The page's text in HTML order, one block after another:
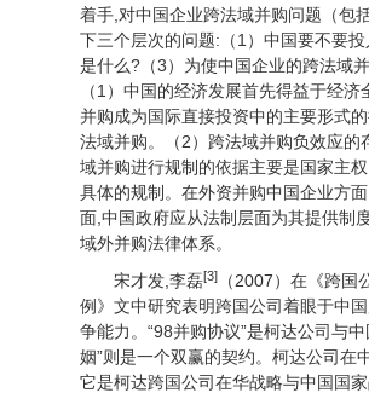
着手,对中国企业跨法域并购问题（包
下三个层次的问题:（1）中国要不要
是什么?（3）为使中国企业的跨法域
（1）中国的经济发展首先得益于经
并购成为国际直接投资中的主要形式
法域并购。（2）跨法域并购负效应
域并购进行规制的依据主要是国家主
具体的规制。在外资并购中国企业方
面,中国政府应从法制层面为其提供制
域外并购法律体系。
宋才发,李磊[3]
（2007）在《跨
例》文中研究表明跨国公司着眼于中
争能力。“98并购协议”是柯达公司与
姻”则是一个双赢的契约。柯达公司在
它是柯达跨国公司在华战略与中国国